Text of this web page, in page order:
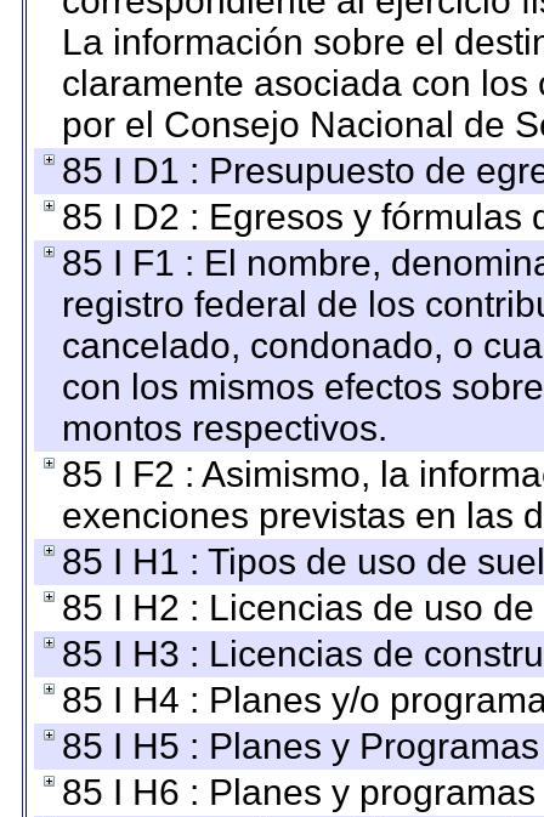
La información sobre el
claramente asociada con
por el Consejo Nacional de
85 I D1 : Presupuesto de
85 I D2 : Egresos y fórmulas
85 I F1 : El nombre,
registro federal de los
cancelado, condonado, o
con los mismos efectos
montos respectivos.
85 I F2 : Asimismo, la
exenciones previstas en las
85 I H1 : Tipos de uso de
85 I H2 : Licencias de uso
85 I H3 : Licencias de
85 I H4 : Planes y/o
85 I H5 : Planes y
85 I H6 : Planes y